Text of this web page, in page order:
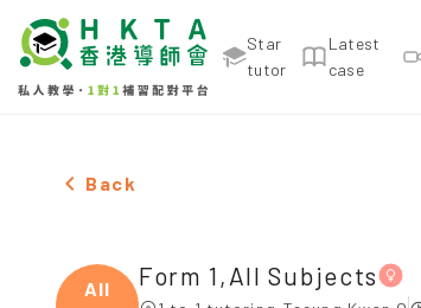
Star
tutor
Latest
case
Female Form 1,All Subjects，Tseung
Back
All
Form 1,All Subjects